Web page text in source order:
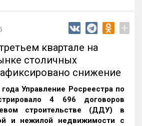
+
квартале на
столичных
снижение
Управление Росреестра по
4 696 договоров
строительстве (ДДУ) в
и нежилой недвижимости с